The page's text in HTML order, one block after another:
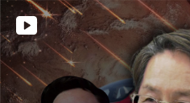
나기 위해 전력을 다해서 몸을 던지던
자유로움이 일깨우는 내 가슴속 동심,
체로 결국 예능프로그램의 가장 큰 혁
놀기는 창조 본능을 일깨우는 중요한
자극하려면 어린아이와 같은 놀이 성
도 "모든 어린이는 예술가다. 문제는